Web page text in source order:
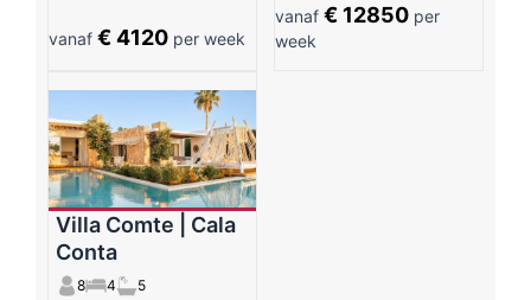
vanaf € 4120 per week
vanaf€ 12850 per
week
Villa Comte | Cala
Conta
8 4 5